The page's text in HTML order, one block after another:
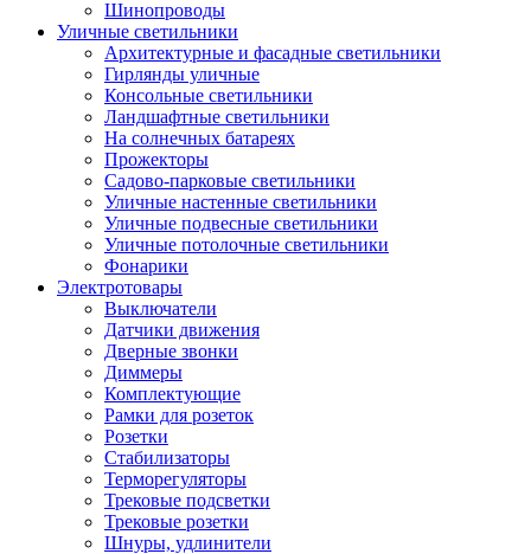
Шинопроводы
Уличные светильники
Архитектурные и фасадные светильники
Гирлянды уличные
Консольные светильники
Ландшафтные светильники
На солнечных батареях
Прожекторы
Садово-парковые светильники
Уличные настенные светильники
Уличные подвесные светильники
Уличные потолочные светильники
Фонарики
Электротовары
Выключатели
Датчики движения
Дверные звонки
Диммеры
Комплектующие
Рамки для розеток
Розетки
Стабилизаторы
Терморегуляторы
Трековые подсветки
Трековые розетки
Шнуры, удлинители